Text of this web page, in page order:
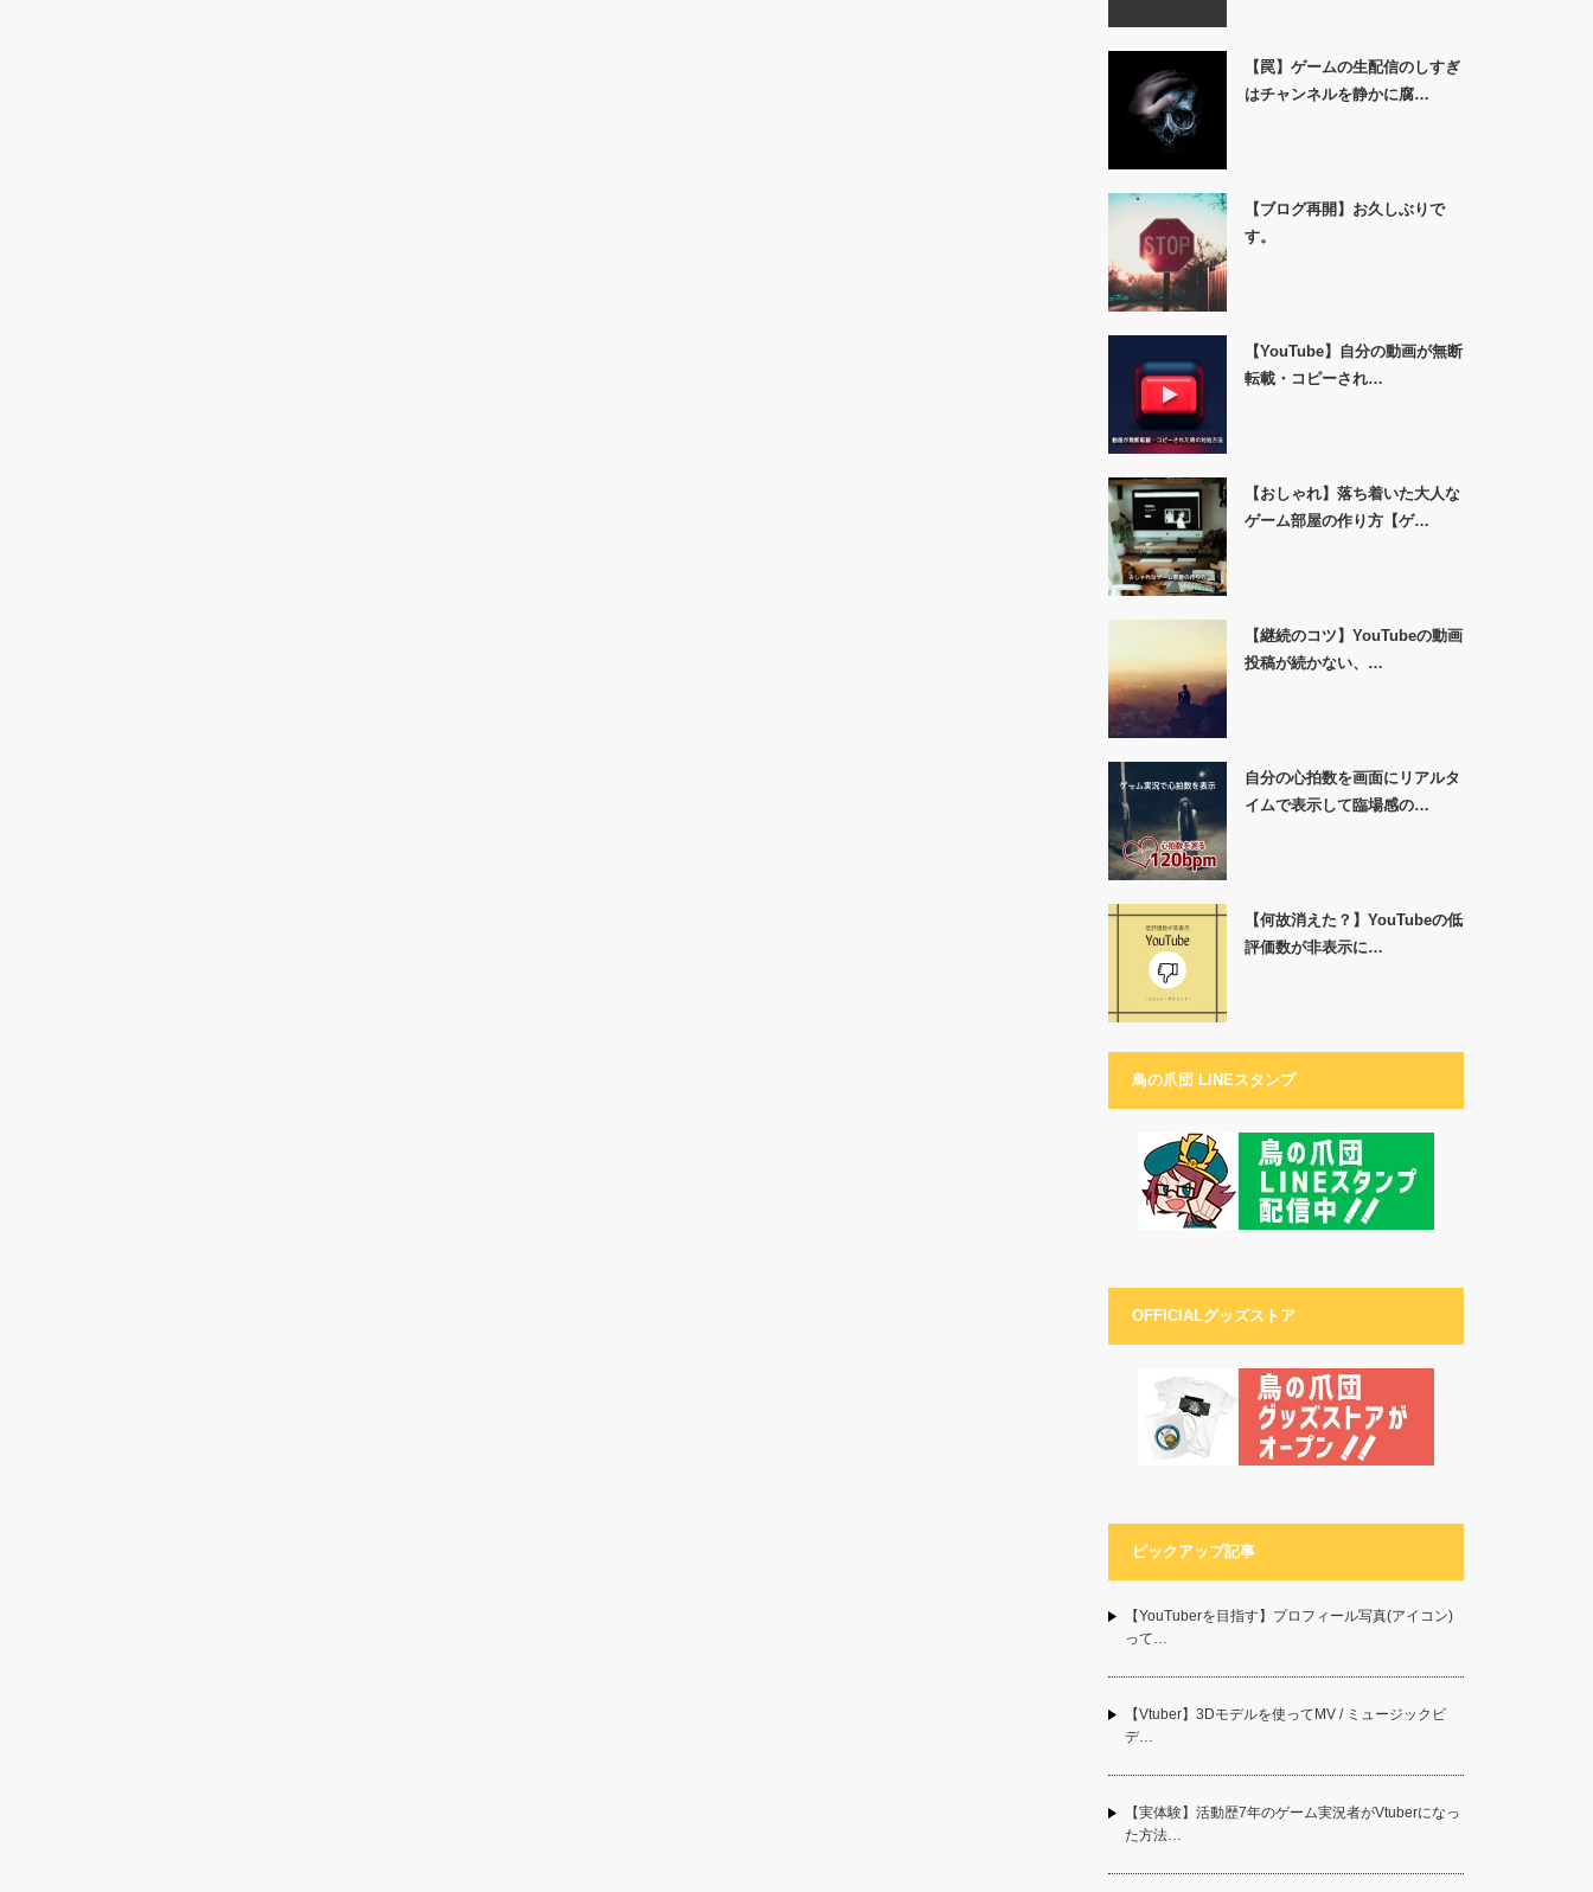
【罠】ゲームの生配信のしすぎ
はチャンネルを静かに腐…
【ブログ再開】お久しぶりで
す。
【YouTube】自分の動画が無断
転載・コピーされ…
【おしゃれ】落ち着いた大人な
ゲーム部屋の作り方【ゲ…
【継続のコツ】YouTubeの動画
投稿が続かない、…
自分の心拍数を画面にリアルタ
イムで表示して臨場感の…
【何故消えた？】YouTubeの低
評価数が非表示に…
鳥の爪団 LINEスタンプ
OFFICIALグッズストア
ピックアップ記事
【YouTuberを目指す】プロフィール写真(アイコン)
って…
【Vtuber】3Dモデルを使ってMV / ミュージックビ
デ…
【実体験】活動歴7年のゲーム実況者がVtuberになっ
た方法…